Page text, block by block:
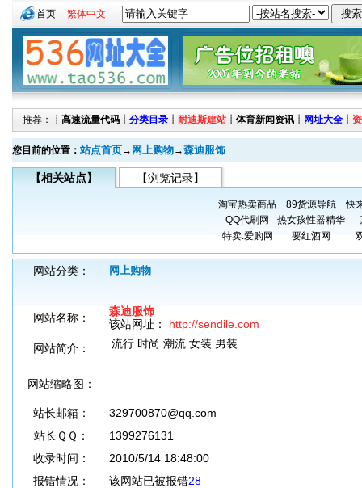
首页 繁体中文
推荐：┊ 高速流量代码 ┊ 分类目录 ┊ 耐迪斯建站 ┊ 体育新闻资讯 ┊ 网址大全 ┊
您目前的位置： 站点首页→ 网上购物→森迪服饰
【相关站点】 【浏览记录】
淘宝热卖商品 89货源导航
快
QQ代刷网
热女孩性器精华
特卖.爱购网
要红酒网
网站分类： 网上购物
网站名称：
森迪服饰
该站网址： http://sendile.com
网站简介：
流行 时尚 潮流 女装 男装
网站缩略图：
站长邮箱：
329700870@qq.com
站长ＱＱ：
1399276131
收录时间：
2010/5/14 18:48:00
报错情况：
该网站已被报错28